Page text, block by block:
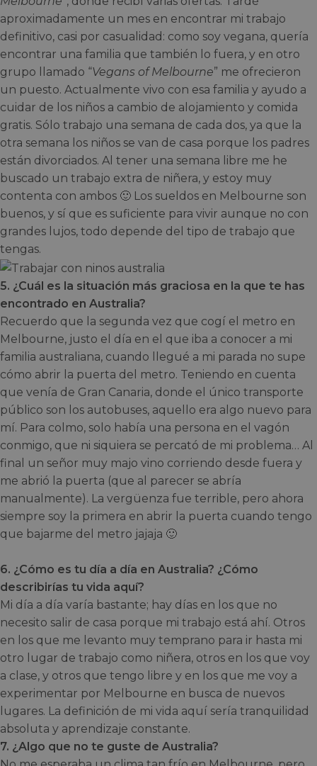
aproximadamente un mes en encontrar mi trabajo
definitivo, casi por casualidad: como soy vegana, quería
encontrar una familia que también lo fuera, y en otro
grupo llamado “Vegans of Melbourne” me ofrecieron
un puesto. Actualmente vivo con esa familia y ayudo a
cuidar de los niños a cambio de alojamiento y comida
gratis. Sólo trabajo una semana de cada dos, ya que la
otra semana los niños se van de casa porque los padres
están divorciados. Al tener una semana libre me he
buscado un trabajo extra de niñera, y estoy muy
contenta con ambos 🙂 Los sueldos en Melbourne son
buenos, y sí que es suficiente para vivir aunque no con
grandes lujos, todo depende del tipo de trabajo que
tengas.
5. ¿Cuál es la situación más graciosa en la que te has
encontrado en Australia?
Recuerdo que la segunda vez que cogí el metro en
Melbourne, justo el día en el que iba a conocer a mi
familia australiana, cuando llegué a mi parada no supe
cómo abrir la puerta del metro. Teniendo en cuenta
que venía de Gran Canaria, donde el único transporte
público son los autobuses, aquello era algo nuevo para
mí. Para colmo, solo había una persona en el vagón
conmigo, que ni siquiera se percató de mi problema… Al
final un señor muy majo vino corriendo desde fuera y
me abrió la puerta (que al parecer se abría
manualmente). La vergüenza fue terrible, pero ahora
siempre soy la primera en abrir la puerta cuando tengo
que bajarme del metro jajaja 🙂
6. ¿Cómo es tu día a día en Australia? ¿Cómo
describirías tu vida aquí?
Mi día a día varía bastante; hay días en los que no
necesito salir de casa porque mi trabajo está ahí. Otros
en los que me levanto muy temprano para ir hasta mi
otro lugar de trabajo como niñera, otros en los que voy
a clase, y otros que tengo libre y en los que me voy a
experimentar por Melbourne en busca de nuevos
lugares. La definición de mi vida aquí sería tranquilidad
absoluta y aprendizaje constante.
7. ¿Algo que no te guste de Australia?